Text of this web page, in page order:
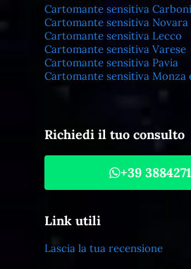
Cartomante sensitiva
Cartomante sensitiva Novara
Cartomante sensitiva Lecco
Cartomante sensitiva Varese
Cartomante sensitiva Pavia
Cartomante sensitiva Monza
Richiedi il tuo consulto
+39
Link utili
Lascia la tua recensione